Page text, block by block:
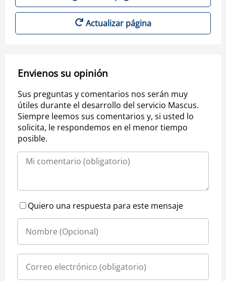
Actualizar página
Envienos su opinión
Sus preguntas y comentarios nos serán muy
útiles durante el desarrollo del servicio Mascus.
Siempre leemos sus comentarios y, si usted lo
solicita, le respondemos en el menor tiempo
posible.
Quiero una respuesta para este mensaje